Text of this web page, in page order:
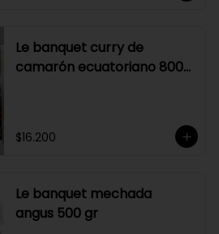
Le banquet curry de
camarón ecuatoriano 800
$16.200
Le banquet mechada
angus 500 gr